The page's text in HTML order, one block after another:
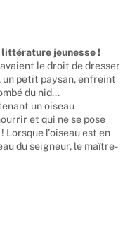
jeunesse !
le droit de dresser
petit paysan, enfreint
du nid...
un oiseau
et qui ne se pose
Lorsque l'oiseau est en
du seigneur, le maître-